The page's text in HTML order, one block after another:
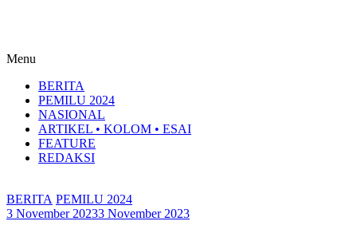
Menu
BERITA
PEMILU 2024
NASIONAL
ARTIKEL • KOLOM • ESAI
FEATURE
REDAKSI
BERITA PEMILU 2024
3 November 20233 November 2023